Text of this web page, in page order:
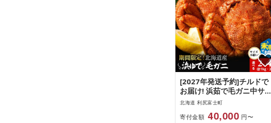
[2027年発送予約]チルドで
お届け! 浜茹で毛ガニ中サイ
ズ 選べる2尾〜4尾 (不揃い
産]北海道ふるさと納税 利尻
北海道 利尻富士町
寄付金額 40,000 円〜